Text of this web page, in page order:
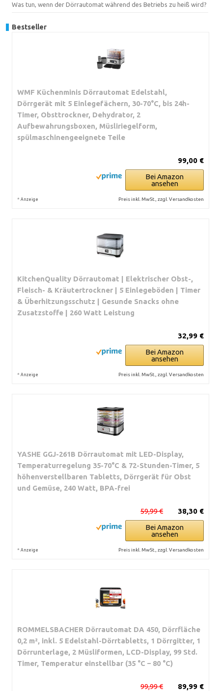
Was tun, wenn der Dörrautomat während des Betriebs zu heiß wird?
Bestseller
WMF Küchenminis Dörrautomat Edelstahl,
Dörrgerät mit 5 Einlegefächern, 30-70°C, bis 24h-
Timer, Obsttrockner, Dehydrator, 2
Aufbewahrungsboxen, Müsliriegelform,
spülmaschinengeeignete Teile
99,00 €
Bei Amazon
ansehen
* Anzeige Preis inkl. MwSt., zzgl. Versandkosten
KitchenQuality Dörrautomat | Elektrischer Obst-,
Fleisch- & Kräutertrockner | 5 Einlegeböden | Timer
& Überhitzungsschutz | Gesunde Snacks ohne
Zusatzstoffe | 260 Watt Leistung
32,99 €
Bei Amazon
ansehen
* Anzeige Preis inkl. MwSt., zzgl. Versandkosten
YASHE GGJ-261B Dörrautomat mit LED-Display,
Temperaturregelung 35-70°C & 72-Stunden-Timer, 5
höhenverstellbaren Tabletts, Dörrgerät für Obst
und Gemüse, 240 Watt, BPA-frei
38,30 €
59,99 €
Bei Amazon
ansehen
* Anzeige Preis inkl. MwSt., zzgl. Versandkosten
ROMMELSBACHER Dörrautomat DA 450, Dörrfläche
0,2 m², inkl. 5 Edelstahl-Dörrtabletts, 1 Dörrgitter, 1
Dörrunterlage, 2 Müsliformen, LCD-Display, 99 Std.
Timer, Temperatur einstellbar (35 °C – 80 °C)
89,99 €
99,99 €